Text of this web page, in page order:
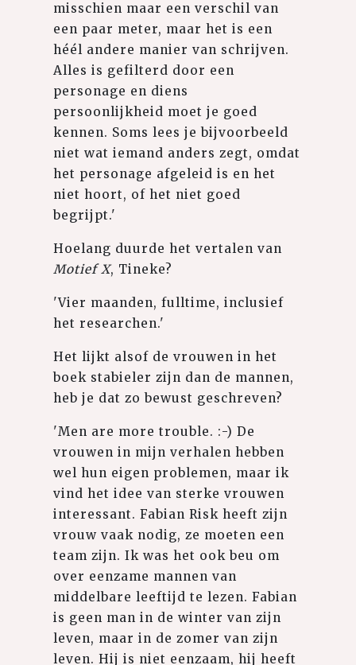
misschien maar een verschil van
een paar meter, maar het is een
héél andere manier van schrijven.
Alles is gefilterd door een
personage en diens
persoonlijkheid moet je goed
kennen. Soms lees je bijvoorbeeld
niet wat iemand anders zegt, omdat
het personage afgeleid is en het
niet hoort, of het niet goed
begrijpt.'
Hoelang duurde het vertalen van
Motief X, Tineke?
'Vier maanden, fulltime, inclusief
het researchen.'
Het lijkt alsof de vrouwen in het
boek stabieler zijn dan de mannen,
heb je dat zo bewust geschreven?
'Men are more trouble. :-) De
vrouwen in mijn verhalen hebben
wel hun eigen problemen, maar ik
vind het idee van sterke vrouwen
interessant. Fabian Risk heeft zijn
vrouw vaak nodig, ze moeten een
team zijn. Ik was het ook beu om
over eenzame mannen van
middelbare leeftijd te lezen. Fabian
is geen man in de winter van zijn
leven, maar in de zomer van zijn
leven. Hij is niet eenzaam, hij heeft